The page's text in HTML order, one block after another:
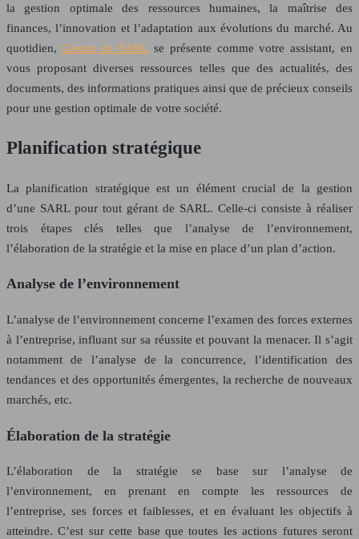
la gestion optimale des ressources humaines, la maîtrise des
finances, l’innovation et l’adaptation aux évolutions du marché. Au
quotidien, Gerant de SARLse présente comme votre assistant, en
vous proposant diverses ressources telles que des actualités, des
documents, des informations pratiques ainsi que de précieux conseils
pour une gestion optimale de votre société.
Planification stratégique
La planification stratégique est un élément crucial de la gestion
d’une SARL pour tout gérant de SARL. Celle-ci consiste à réaliser
trois étapes clés telles que l’analyse de l’environnement,
l’élaboration de la stratégie et la mise en place d’un plan d’action.
Analyse de l’environnement
L’analyse de l’environnement concerne l’examen des forces externes
à l’entreprise, influant sur sa réussite et pouvant la menacer. Il s’agit
notamment de l’analyse de la concurrence, l’identification des
tendances et des opportunités émergentes, la recherche de nouveaux
marchés, etc.
Élaboration de la stratégie
L’élaboration de la stratégie se base sur l’analyse de
l’environnement, en prenant en compte les ressources de
l’entreprise, ses forces et faiblesses, et en évaluant les objectifs à
atteindre. C’est sur cette base que toutes les actions futures seront